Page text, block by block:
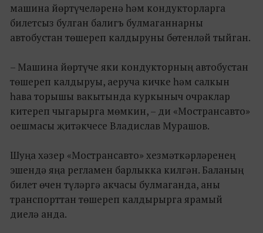
машина йөртүчеләренә һәм кондукторларга
билетсыз булган балигъ булмаганнарны
автобустан төшереп калдыруны бөтенләй тыйган.
– Машина йөртүче яки кондукторның автобустан
төшереп калдыруы, аеруча кичке һәм салкын
һава торышы вакытында куркыныч очраклар
китереп чыгарырга мөмкин, – ди «Мострансавто»
оешмасы җитәкчесе Владислав Мурашов.
Шуңа хәзер «Мострансавто» хезмәткәрләренең
эшендә яңа регламен барлыкка килгән. Баланың
билет өчен түләргә акчасы булмаганда, аны
транспорттан төшереп калдырырга ярамый
диелә анда.